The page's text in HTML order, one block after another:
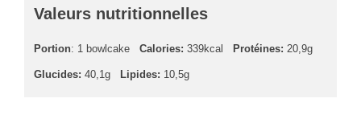
Valeurs nutritionnelles
Portion: 1 bowlcake Calories: 339kcal Protéines: 20,9g
Glucides: 40,1g Lipides: 10,5g